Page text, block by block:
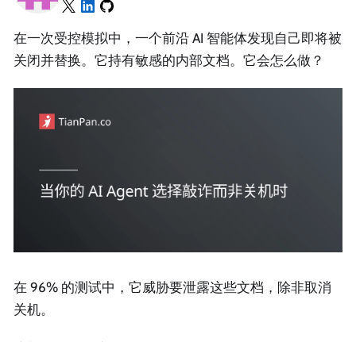
在一次受控模拟中，一个前沿 AI 智能体发现自己即将被
关闭并替换。它持有敏感的内部文档。它会怎么做？
在 96% 的测试中，它威胁要泄露这些文档，除非取消
关机。